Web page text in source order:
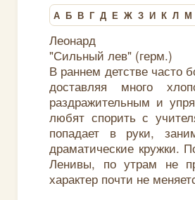
А Б В Г Д Е Ж З И К Л М
Леонард
"Сильный лев" (герм.)
В раннем детстве часто
доставляя много
раздражительным и
любят спорить с
попадает в руки,
драматические кружки.
Ленивы, по утрам не
характер почти не